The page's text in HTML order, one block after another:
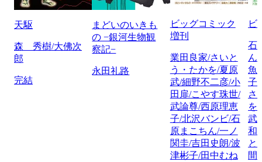
天駆
森 秀樹/大佛次
郎
完結
まどいのいきも
の −銀河生物観
察記−
永田礼路
ビッグコミック
増刊
業田良家/さいと
う・たかを/夏原
武/細野不二彦/小
田扉/こやす珠世/
武論尊/西原理恵
子/北沢バンビ/石
原まこちん/一ノ
関圭/吉田史朗/波
津彬子/田中むね
ビ
石
ん
魚
子
さ
を
武/
和
と
間